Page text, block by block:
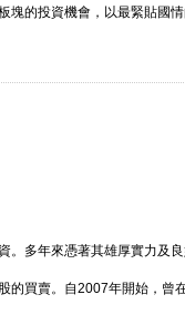
塊的投資機會，以最緊貼
。多年來憑著其雄厚實力
的買賣。自2007年開始，